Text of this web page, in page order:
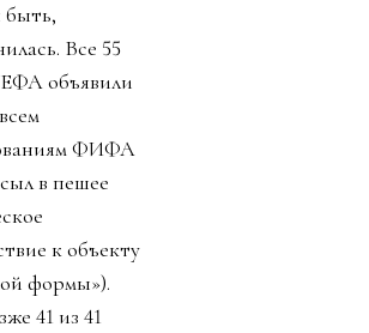
Все 55
объявили
ФИФА
в пешее
к объекту
формы»).
41 из 41